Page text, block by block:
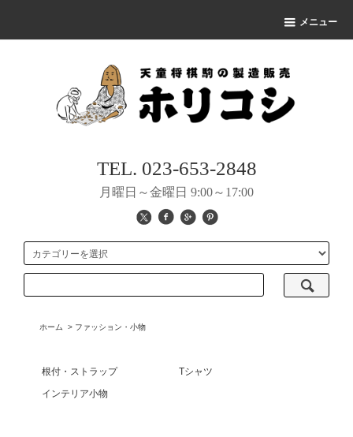
メニュー
TEL. 023-653-2848
月曜日～金曜日 9:00～17:00
ホーム > ファッション・小物
根付・ストラップ
Tシャツ
インテリア小物